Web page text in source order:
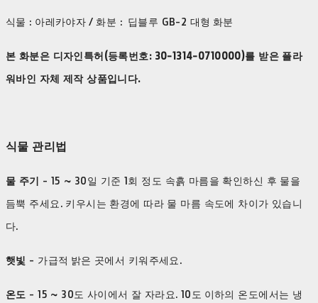
식물 : 아레카야자 / 화분 : 딥블루 GB-2 대형 화분
본 화분은 디자인특허(등록번호: 30-1314-0710000)를 받은 플라
워바인 자체 제작 상품입니다.
식물 관리법
물 주기 - 15 ~ 30일 기준 1회 정도 속흙 마름을 확인하신 후 물을
듬뿍 주세요. 키우시는 환경에 따라 물 마름 속도에 차이가 있습니
다.
햇빛 - 가급적 밝은 곳에서 키워주세요.
​온도 - 15 ~ 30도 사이에서 잘 자라요. 10도 이하의 온도에서는 냉